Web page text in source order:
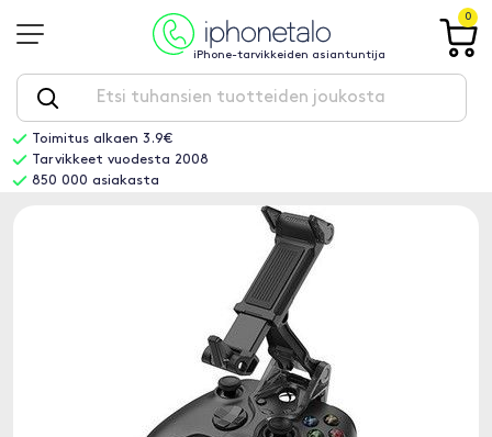
iPhone-tarvikkeiden asiantuntija
0
Toimitus alkaen 3.9€
Tarvikkeet vuodesta 2008
850 000 asiakasta